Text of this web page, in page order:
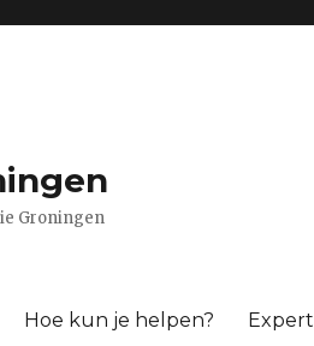
Groningen
Hoe kun je helpen?